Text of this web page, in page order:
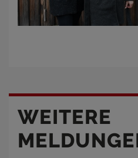
WEITERE